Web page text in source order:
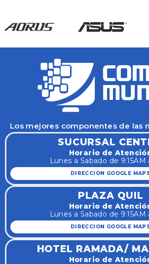
Los mejores componentes de las
SUCURSAL
Horario de
Lunes a Sabado de 9:15AM
DIRECCION GOOGLE
PLAZA QUIL
Horario de
Lunes a Sabado de 9:15AM
DIRECCION GOOGLE
HOTEL RAMADA/
Horario de